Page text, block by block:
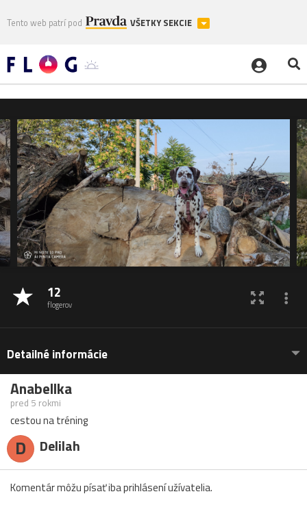
Tento web patrí pod VŠETKY SEKCIE
12
flogerov
Detailné informácie
Anabellka
pred 5 rokmi
cestou na tréning
D Delilah
Komentár môžu písať iba prihlásení užívatelia.